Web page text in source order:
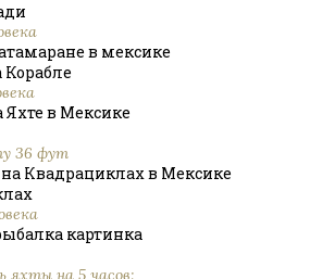
Корабле
36 фут
яхты на 5 часов: